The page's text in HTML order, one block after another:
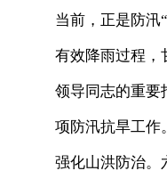
当前，正是防汛
有效降雨过程，
领导同志的重要
项防汛抗旱工作
强化山洪防治。